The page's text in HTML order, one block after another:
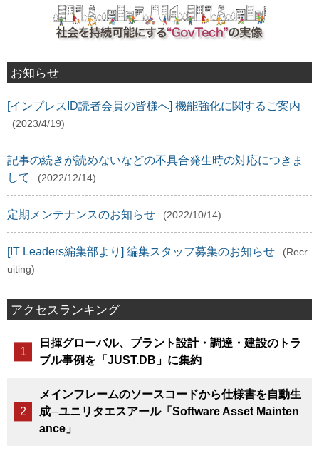
お知らせ
[インプレスID読者会員の皆様へ] 機能強化に関するご案内
(2023/4/19)
記事の続きが読めないなどの不具合発生時の対応につきま
して
(2022/12/14)
定期メンテナンスのお知らせ (2022/10/14)
[IT Leaders編集部より] 編集スタッフ募集のお知らせ
(Recr
uiting)
アクセスランキング
日揮グローバル、プラント設計・調達・建設のトラ
ブル事例を「JUST.DB」に集約
メインフレームのソースコードから仕様書を自動生
成─ユニリタエスアール「Software Asset Mainten
ance」